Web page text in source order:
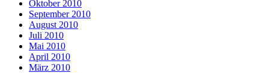
Oktober 2010
September 2010
August 2010
Juli 2010
Mai 2010
April 2010
März 2010